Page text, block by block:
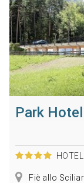
Park
HOTEL
Fiè allo